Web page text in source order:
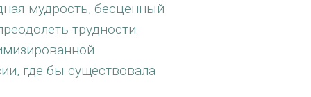
мудрость, бесценный
трудности.
где бы существовала